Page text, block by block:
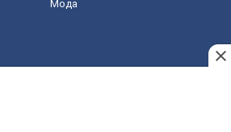
Мода